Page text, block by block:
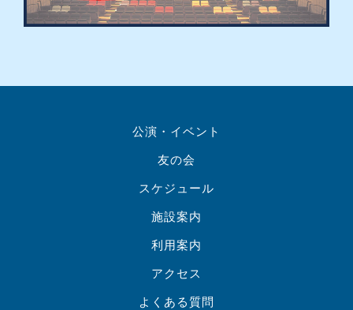
公演・イベント
友の会
スケジュール
施設案内
利用案内
アクセス
よくある質問